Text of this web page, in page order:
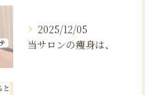
2025/12/05
当サロンの痩身は、